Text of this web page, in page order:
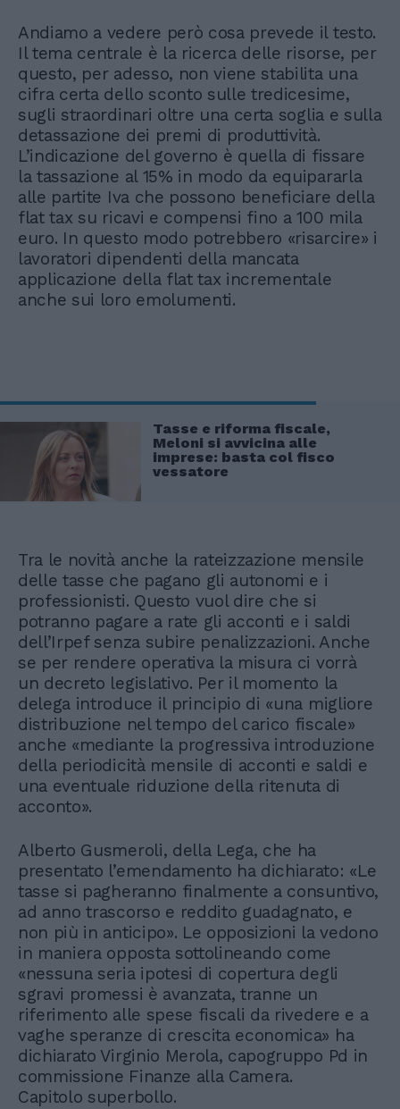
Andiamo a vedere però cosa prevede il testo.
Il tema centrale è la ricerca delle risorse, per
questo, per adesso, non viene stabilita una
cifra certa dello sconto sulle tredicesime,
sugli straordinari oltre una certa soglia e sulla
detassazione dei premi di produttività.
L’indicazione del governo è quella di fissare
la tassazione al 15% in modo da equipararla
alle partite Iva che possono beneficiare della
flat tax su ricavi e compensi fino a 100 mila
euro. In questo modo potrebbero «risarcire» i
lavoratori dipendenti della mancata
applicazione della flat tax incrementale
anche sui loro emolumenti.
Tasse e riforma fiscale,
Meloni si avvicina alle
imprese: basta col fisco
vessatore
Tra le novità anche la rateizzazione mensile
delle tasse che pagano gli autonomi e i
professionisti. Questo vuol dire che si
potranno pagare a rate gli acconti e i saldi
dell’Irpef senza subire penalizzazioni. Anche
se per rendere operativa la misura ci vorrà
un decreto legislativo. Per il momento la
delega introduce il principio di «una migliore
distribuzione nel tempo del carico fiscale»
anche «mediante la progressiva introduzione
della periodicità mensile di acconti e saldi e
una eventuale riduzione della ritenuta di
acconto».
Alberto Gusmeroli, della Lega, che ha
presentato l’emendamento ha dichiarato: «Le
tasse si pagheranno finalmente a consuntivo,
ad anno trascorso e reddito guadagnato, e
non più in anticipo». Le opposizioni la vedono
in maniera opposta sottolineando come
«nessuna seria ipotesi di copertura degli
sgravi promessi è avanzata, tranne un
riferimento alle spese fiscali da rivedere e a
vaghe speranze di crescita economica» ha
dichiarato Virginio Merola, capogruppo Pd in
commissione Finanze alla Camera.
Capitolo superbollo.